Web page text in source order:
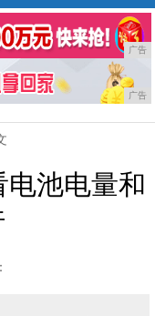
广告
广告
池电量和